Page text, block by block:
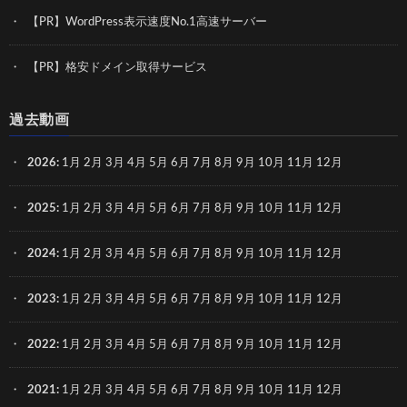
【PR】WordPress表示速度No.1高速サーバー
【PR】格安ドメイン取得サービス
過去動画
2026: 1月 2月 3月 4月 5月 6月 7月 8月 9月 10月 11月 12月
2025: 1月 2月 3月 4月 5月 6月 7月 8月 9月 10月 11月 12月
2024: 1月 2月 3月 4月 5月 6月 7月 8月 9月 10月 11月 12月
2023: 1月 2月 3月 4月 5月 6月 7月 8月 9月 10月 11月 12月
2022: 1月 2月 3月 4月 5月 6月 7月 8月 9月 10月 11月 12月
2021: 1月 2月 3月 4月 5月 6月 7月 8月 9月 10月 11月 12月